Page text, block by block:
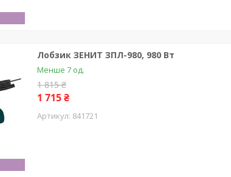
Лобзик ЗЕНИТ ЗПЛ-980, 980 Вт
Менше 7 од.
1 815 ₴
1 715 ₴
841721